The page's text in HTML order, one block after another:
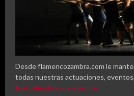
Desde flamencozambra.com le
todas nuestras actuaciones,
Ir al calendario de eventos